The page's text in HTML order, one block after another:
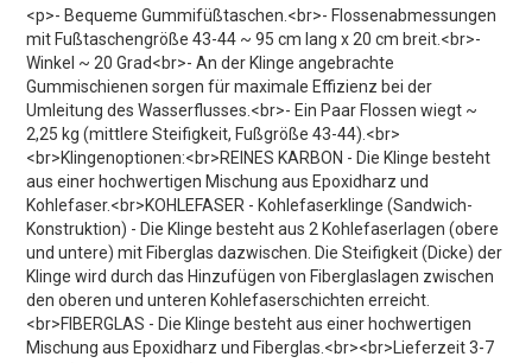
<p>- Bequeme Gummifüßtaschen.<br>- Flossenabmessungen
mit Fußtaschengröße 43-44 ~ 95 cm lang x 20 cm breit.<br>-
Winkel ~ 20 Grad<br>- An der Klinge angebrachte
Gummischienen sorgen für maximale Effizienz bei der
Umleitung des Wasserflusses.<br>- Ein Paar Flossen wiegt ~
2,25 kg (mittlere Steifigkeit, Fußgröße 43-44).<br>
<br>Klingenoptionen:<br>REINES KARBON - Die Klinge besteht
aus einer hochwertigen Mischung aus Epoxidharz und
Kohlefaser.<br>KOHLEFASER - Kohlefaserklinge (Sandwich-
Konstruktion) - Die Klinge besteht aus 2 Kohlefaserlagen (obere
und untere) mit Fiberglas dazwischen. Die Steifigkeit (Dicke) der
Klinge wird durch das Hinzufügen von Fiberglaslagen zwischen
den oberen und unteren Kohlefaserschichten erreicht.
<br>FIBERGLAS - Die Klinge besteht aus einer hochwertigen
Mischung aus Epoxidharz und Fiberglas.<br><br>Lieferzeit 3-7